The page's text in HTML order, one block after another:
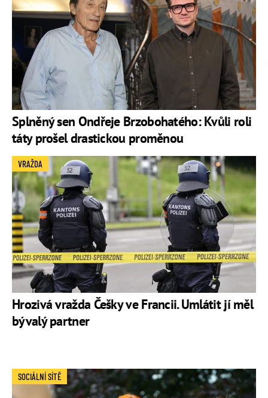
Splněný sen Ondřeje Brzobohatého: Kvůli roli
táty prošel drastickou proměnou
Hrozivá vražda Češky ve Francii. Umlátit jí měl
bývalý partner
VRAŽDA
SOCIÁLNÍ SÍTĚ